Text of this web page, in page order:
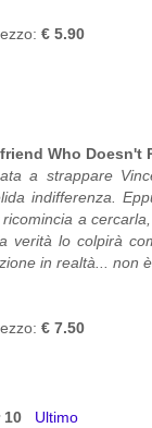
€ 5.90
Who Doesn't
a strappare
indifferenza.
a
verità lo colpirà
in realtà... non è
€ 7.50
10
Ultimo